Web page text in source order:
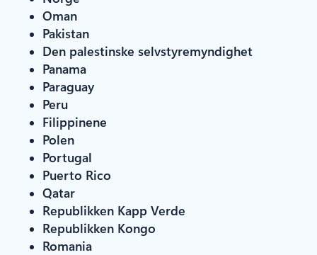
Oman
Pakistan
Den palestinske selvstyremyndighet
Panama
Paraguay
Peru
Filippinene
Polen
Portugal
Puerto Rico
Qatar
Republikken Kapp Verde
Republikken Kongo
Romania